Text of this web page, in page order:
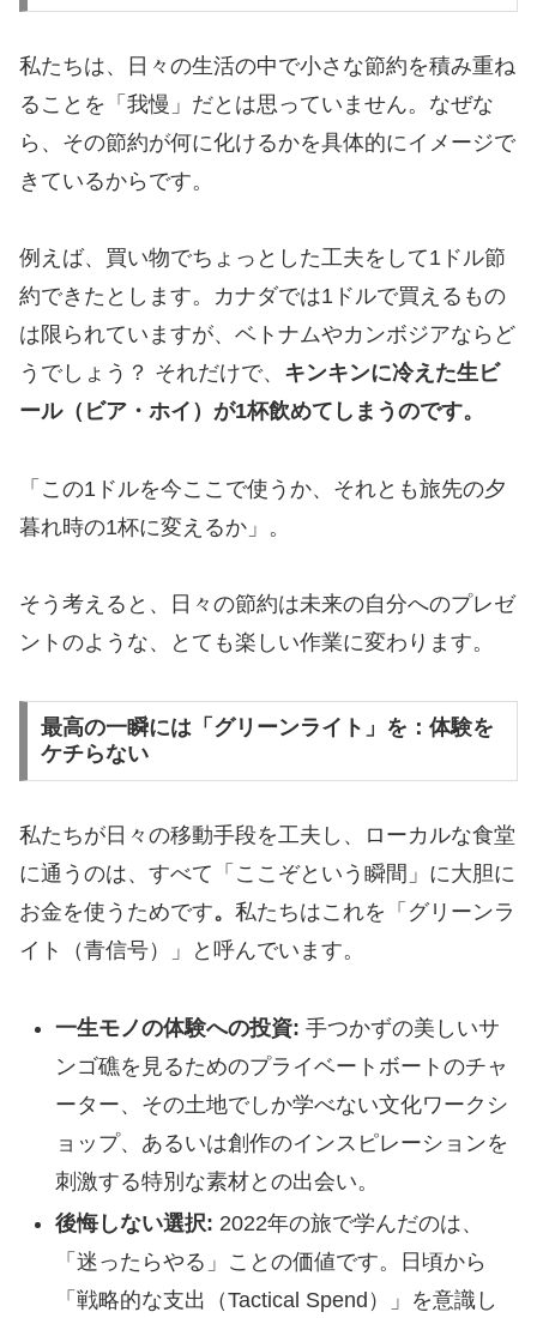
​私たちは、日々の生活の中で小さな節約を積み重ね
ることを「我慢」だとは思っていません。なぜな
ら、その節約が何に化けるかを具体的にイメージで
きているからです。
​例えば、買い物でちょっとした工夫をして1ドル節
約できたとします。カナダでは1ドルで買えるもの
は限られていますが、ベトナムやカンボジアならど
うでしょう？ それだけで、 キンキンに冷えた生ビ
ール（ビア・ホイ）が1杯飲めてしまうのです。
​「この1ドルを今ここで使うか、それとも旅先の夕
暮れ時の1杯に変えるか」。
そう考えると、日々の節約は未来の自分へのプレゼ
ントのような、とても楽しい作業に変わります。
最高の一瞬には「グリーンライト」を：体験を
ケチらない
私たちが日々の移動手段を工夫し、ローカルな食堂
に通うのは、すべて「ここぞという瞬間」に大胆に
お金を使うためです。 私たちはこれを「グリーンラ
イト（青信号）」と呼んでいます。
一生モノの体験への投資: 手つかずの美しいサ
ンゴ礁を見るためのプライベートボートのチャ
ーター、その土地でしか学べない文化ワークシ
ョップ、あるいは創作のインスピレーションを
刺激する特別な素材との出会い。
後悔しない選択: 2022年の旅で学んだのは、
「迷ったらやる」ことの価値です。日頃から
「戦略的な支出（Tactical Spend）」を意識し